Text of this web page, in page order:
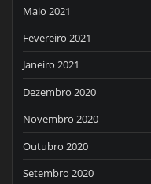
Maio 2021
Fevereiro 2021
Janeiro 2021
Dezembro 2020
Novembro 2020
Outubro 2020
Setembro 2020